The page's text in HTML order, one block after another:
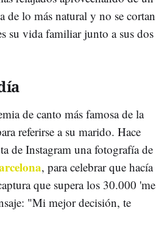
lo más natural y no se cortan
su vida familiar junto a sus dos
de canto más famosa de la
referirse a su marido. Hace
de Instagram una fotografía de
, para celebrar que hacía
que supera los 30.000 'me
"Mi mejor decisión, te